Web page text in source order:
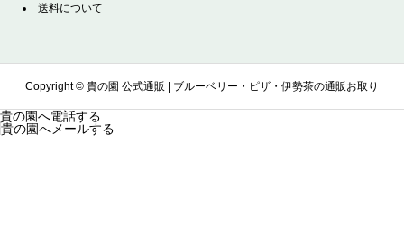
送料について
Copyright © 貴の園 公式通販 | ブルーベリー・ピザ・伊勢茶の通販お取り
貴の園へ電話する
貴の園へメールする